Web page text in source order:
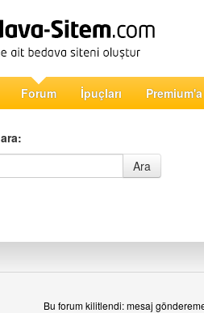
Forum İpuçları
Ara
Bu forum kilitlendi: mesaj